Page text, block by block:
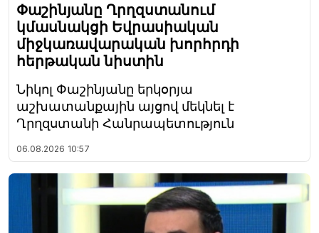
Փաշինյանը Ղրղզստանում
կմասնակցի Եվրասիական
միջկառավարական խորհրդի
հերթական նիստին
Նիկոլ Փաշինյանը երկօրյա
աշխատանքային այցով մեկնել է
Ղրղզստանի Հանրապետություն
06.08.2026 10:57